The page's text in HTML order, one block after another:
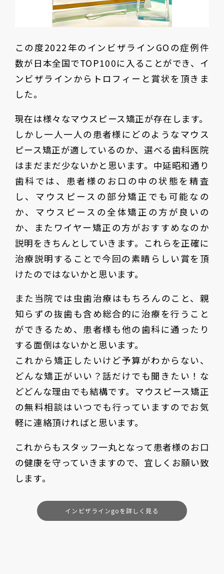
この度2022年のインビザラインGOの症例件
数が日本全国でTOP100に入ることができ、イ
ンビザラインからトロフィーと賞状を頂きま
した。
現在は様々なマウスピース矯正が存在します。
しかし一人一人の患者様にどのようなマウス
ピース矯正が適しているのか、選べる歯科医院
はまだまだ少ないかと思います。中延昭和通り
歯科では、患者様のお口の中の状態を精査
し、マウスピースの部分矯正でも可能なの
か、マウスピースの全体矯正の方が良いの
か、またワイヤー矯正の方がおすすめなのか
説明をきちんとしていきます。これらを正確に
治療説明することで今回の素晴らしい賞を頂
けたのではないかと思います。
また当院では虫歯治療はもちろんのこと、親
知らずの抜歯も含め総合的に治療を行うこと
ができるため、患者様も他の歯科に通ったり
する面倒はないかと思います。
これから矯正したいけど予算がわからない、
どんな矯正がいい？話だけでも聞きたい！な
どどんな理由でも結構です。マウスピース矯正
の無料相談はいつでも行っていますのでお気
軽に連絡頂ければと思います。
これからもスタッフ一丸となって患者様のお口
の健康を守っていきますので、宜しくお願い致
します。
インビザラインgoを詳しく見る